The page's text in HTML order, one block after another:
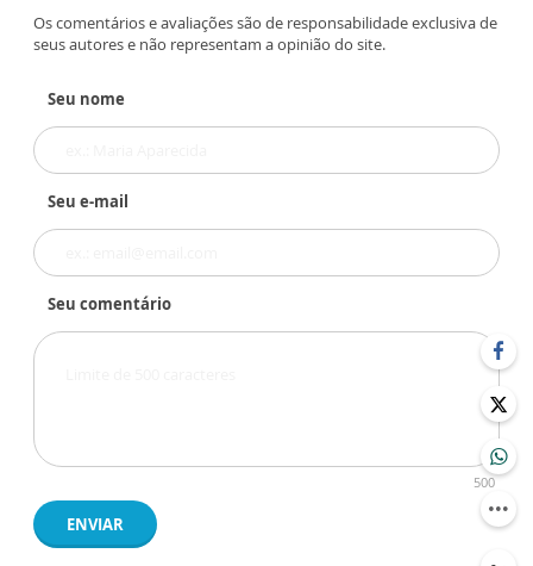
Os comentários e avaliações são de responsabilidade exclusiva de
seus autores e não representam a opinião do site.
Seu nome
Seu e-mail
Seu comentário
500
ENVIAR